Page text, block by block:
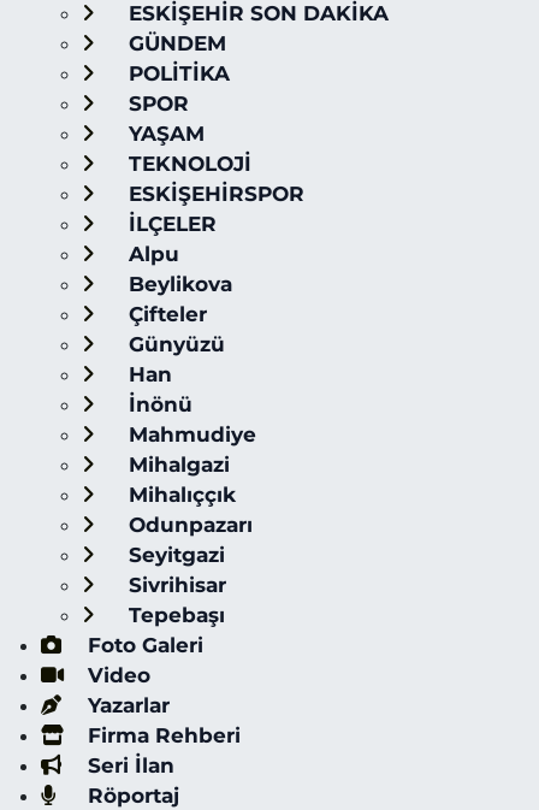
ESKİŞEHİR SON DAKİKA
GÜNDEM
POLİTİKA
SPOR
YAŞAM
TEKNOLOJİ
ESKİŞEHİRSPOR
İLÇELER
Alpu
Beylikova
Çifteler
Günyüzü
Han
İnönü
Mahmudiye
Mihalgazi
Mihalıççık
Odunpazarı
Seyitgazi
Sivrihisar
Tepebaşı
Foto Galeri
Video
Yazarlar
Firma Rehberi
Seri İlan
Röportaj